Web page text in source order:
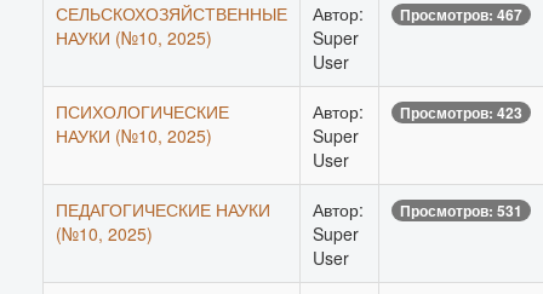
СЕЛЬСКОХОЗЯЙСТВЕННЫЕ
НАУКИ (№10, 2025)
Автор:
Super
User
Просмотров: 467
ПСИХОЛОГИЧЕСКИЕ
НАУКИ (№10, 2025)
Автор:
Super
User
Просмотров: 423
ПЕДАГОГИЧЕСКИЕ НАУКИ
(№10, 2025)
Автор:
Super
User
Просмотров: 531